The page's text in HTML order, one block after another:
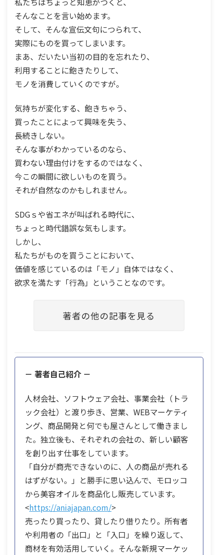
そんなことを言い始めます。
そして、そんな宣伝文句につられて、
実際にものを買ってしまいます。
まあ、だいたい当初の目的を忘れたり、
利用することに飽きたりして、
モノを消費していくのですが。
気持ちが変化する、飽きちゃう、
買ったことによって興味を失う、
長続きしない。
そんな事がわかっているのなら、
買わない理由付けをするのではなく、
今この瞬間に欲しいものを買う。
それが自然なのかもしれません。
SDGｓや省エネが叫ばれる時代に、
ちょっと時代錯誤な気もします。
しかし、
私たちがものを買うことにおいて、
価値を感じているのは「モノ」自体ではなく、
欲求を満たす「行為」ということなのです。
著者の他の記事を見る
－ 著者自己紹介 －
人材会社、ソフトウェア会社、事業会社（トラ
ック会社）と渡り歩き、営業、WEBマーケティ
ング、商品開発と何でも屋さんとして働きまし
た。独立後も、それぞれの会社の、新しい顧客
を創り出す仕事をしています。
「自分が商売できないのに、人の商品が売れる
はずがない。」と勝手に思い込んで、モロッコ
から美容オイルを商品化し販売しています。
<https://aniajapan.com/>
売ったり買ったり、貸したり借りたり。所有者
や利用者の「出口」と「入口」を繰り返して、
商材を有効活用していく。そんな新規マーケッ